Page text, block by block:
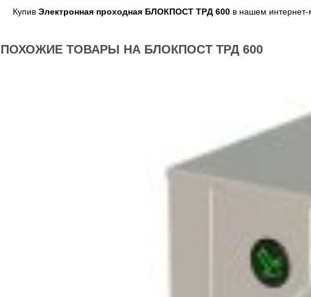
Купив Электронная проходная БЛОКПОСТ TPД 600 в нашем интернет-
ПОХОЖИЕ ТОВАРЫ НА БЛОКПОСТ ТРД 600